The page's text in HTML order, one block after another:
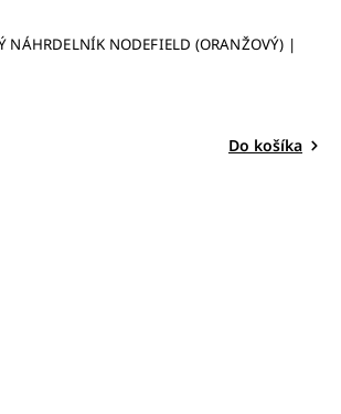
NÁHRDELNÍK NODEFIELD (ORANŽOVÝ) |
Do košíka